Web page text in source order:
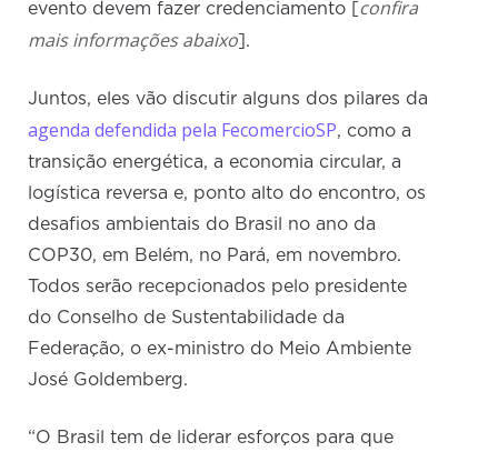
evento devem fazer credenciamento [ confira
mais informações abaixo ].
Juntos, eles vão discutir alguns dos pilares da
agenda defendida pela FecomercioSP, como a
transição energética, a economia circular, a
logística reversa e, ponto alto do encontro, os
desafios ambientais do Brasil no ano da
COP30, em Belém, no Pará, em novembro.
Todos serão recepcionados pelo presidente
do Conselho de Sustentabilidade da
Federação, o ex-ministro do Meio Ambiente
José Goldemberg.
“O Brasil tem de liderar esforços para que